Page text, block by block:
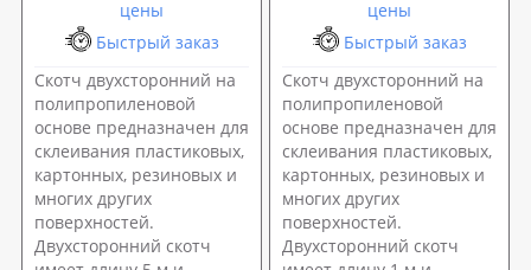
цены
Быстрый заказ
Скотч двухсторонний на
полипропиленовой
основе предназначен для
склеивания пластиковых,
картонных, резиновых и
многих других
поверхностей.
Двухсторонний скотч
цены
Быстрый заказ
Скотч двухсторонний на
полипропиленовой
основе предназначен для
склеивания пластиковых,
картонных, резиновых и
многих других
поверхностей.
Двухсторонний скотч